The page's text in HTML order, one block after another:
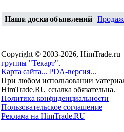
Наши доски объявлений
Copyright © 2003-2026, HimTrade.ru
группы "Текарт".
Карта сайта... PDA-версия...
При любом использовании
HimTrade.RU ссылка обязательна.
Политика конфиденциальности
Пользовательское соглашение
Реклама на HimTrade.RU